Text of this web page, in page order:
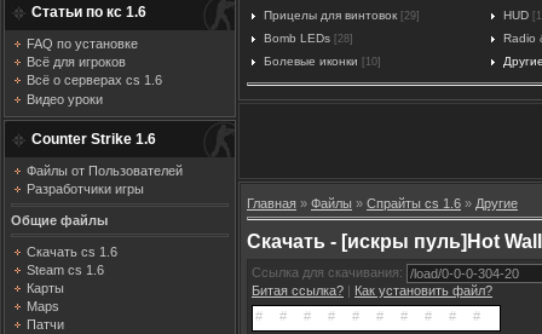
Статьи по кс 1.6
FAQ по установке
Всё для игроков
Всё о серверах cs 1.6
Видео уроки
Counter Strike 1.6
Файлы от Пользователей
Разработчики игры
Общие файлы
Скачать cs 1.6
Steam cs 1.6
Карты
Maps
Патчи
Прицелы для винтовок
[29] HUD
Bomb LEDs [28]
Radio
Болевые иконки
[10]
Главная » Файлы » Спрайты cs 1.6 » Другие
Скачать - [искры пуль]Hot
Ссылка для скачивания:
Битая ссылка? | Как установить файл?